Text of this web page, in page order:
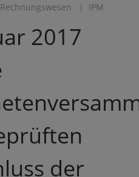
IPM
2017
der